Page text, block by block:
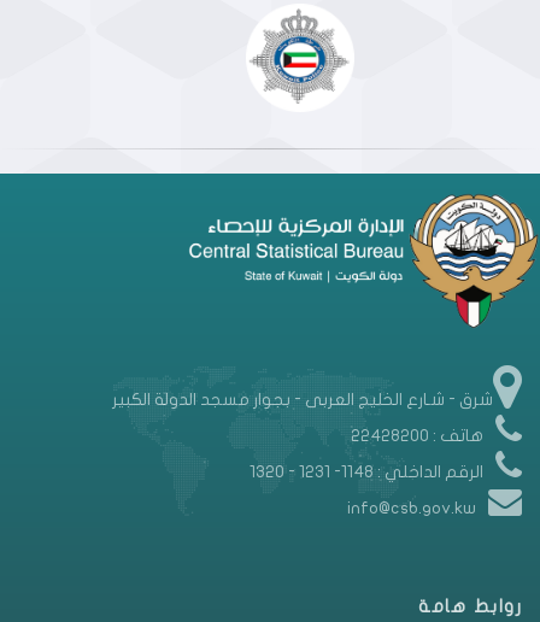
شرق - شـارع الخليج العربى - بجوار مسجد الدولة الكبير
هاتف : 22428200
الرقم الداخلي : 1148- 1231 - 1320
info@csb.gov.kw
روابط هامة